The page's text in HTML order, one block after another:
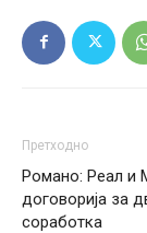
Претходно
Романо: Реал и
договорија за
соработка